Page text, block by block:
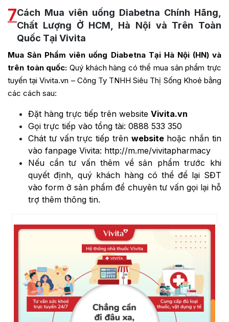
7Cách Mua viên uống Diabetna Chính Hãng,
Chất Lượng Ở HCM, Hà Nội và Trên Toàn
Quốc Tại Vivita
Mua Sản Phẩm viên uống Diabetna Tại Hà Nội (HN) và
trên toàn quốc: Quý khách hàng có thể mua sản phẩm trực
tuyến tại Vivita.vn – Công Ty TNHH Siêu Thị Sống Khoẻ bằng
các cách sau:
Đặt hàng trực tiếp trên website Vivita.vn
Gọi trực tiếp vào tổng tài: 0888 533 350
Chát tư vấn trực tiếp trên websitehoặc nhắn tin
vào fanpage Vivita: http://m.me/vivitapharmacy
Nếu cần tư vấn thêm về sản phẩm trước khi
quyết định, quý khách hàng có thể để lại SĐT
vào form ở sản phẩm để chuyên tư vấn gọi lại hỗ
trợ thêm thông tin.